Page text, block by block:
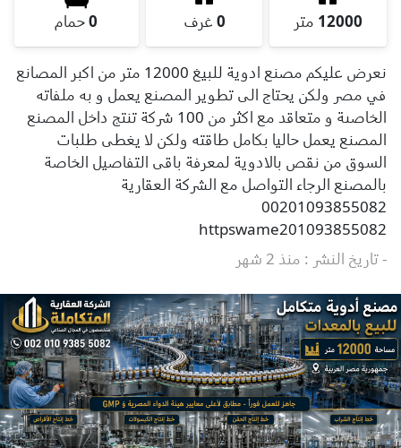
12000 متر 0 غرف 0حمام
نعرض عليكم مصنع ادوية للبيغ 12000 متر من اكبر المصانع
في مصر ولكن يحتاج الى تطوير المصنع يعمل و به ملفاته
الخاصىة و متعاقد مع اكثر من 100 شركة تنتج داخل المصنع
المصنع يعمل حاليا بكامل طاقته ولكن لا يغطى طلبات
السوق من نقص بالادوية لمعرفة باقى التفاصيل الخاصة
بالمصنع الرجاء التواصل مع الشركة العقارية
00201093855082
httpswame201093855082
- تاريخ النشر : منذ 2 شهر